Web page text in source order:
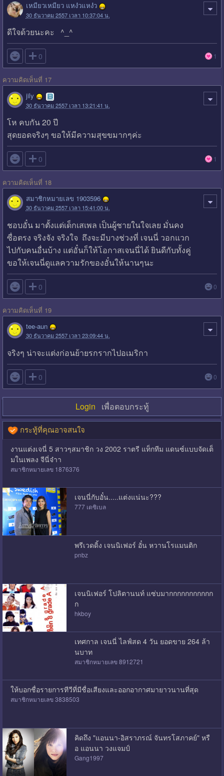
เหมียวเหมียว แหง๋วแหง๋ว
30 ธันวาคม 2557 เวลา 10:37:04 น.
ดีใจด้วยนะคะ ^_^
 0 1
ความคิดเห็นที่ 17
jily
30 ธันวาคม 2557 เวลา 13:21:41 น.
โห คบกัน 20 ปี
สุดยอดจริงๆ ขอให้มีความสุขขมากๆค่ะ
 0 1
ความคิดเห็นที่ 18
สมาชิกหมายเลข 1903596
30 ธันวาคม 2557 เวลา 15:41:00 น.
ชอบอั๋น มาตั้งแต่เด็กเสเพล เป็นผู้ชายในใจเลย มั่นคง
ซื่อตรง จริงจัง จริงใจ ถึงจะมีบางช่วงที่ เจนนี่ วอกแวก
ไปกับคนอื่นบ้าง แต่อั๋นก็ให้โอกาสเจนนี่ได้ ยินดีกับทั้งคู่
ขอให้เจนนี่ดูแลความรักของอั๋นให้นานๆนะ
 0 0
ความคิดเห็นที่ 19
tee-aun
30 ธันวาคม 2557 เวลา 23:09:44 น.
จริงๆ น่าจะแต่งก่อนย้ายรกรากไปอเมริกา
 0 0
Login เพื่อตอบกระทู้
กระทู้ที่คุณอาจสนใจ
งานแต่งเจนี่ 5 สาวๆสมาชิก วง 2002 ราตรี แท็กทีม แดนซ์แบบจัดเต็
มในเพลง จีนี่จ๋าา
สมาชิกหมายเลข 1876376
เจนนี่กับอั๋น.....แต่งแน่นะ???
777 เดซิเบล
พรีเวดดิ้ง เจนนิเฟอร์ อั๋น หวานโรแมนติก
pnbz
เจนนิเฟอร์ โปลิตานนท์ แซ่บมากกกกกกกกกกก
ก
hkboy
เทศกาล เจนนี่ ไลฟ์สด 4 วัน ยอดขาย 264 ล้า
นบาท
สมาชิกหมายเลข 8912721
ให้บอกชื่อรายการทีวีที่มีชื่อเสียงและออกอากาศมายาวนานที่สุด
สมาชิกหมายเลข 3838503
คิดถึง "แอนนา-อิสราภรณ์ จันทรโสภาคย์" หรื
อ แอนนา วงแจมป์
Gang1997